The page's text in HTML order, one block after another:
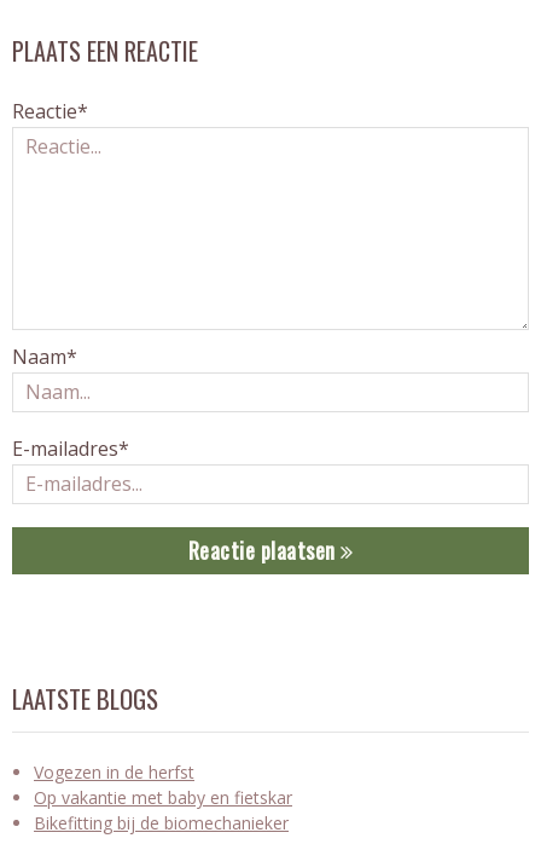
PLAATS EEN REACTIE
Reactie*
Naam*
E-mailadres*
Reactie plaatsen
LAATSTE BLOGS
Vogezen in de herfst
Op vakantie met baby en fietskar
Bikefitting bij de biomechanieker